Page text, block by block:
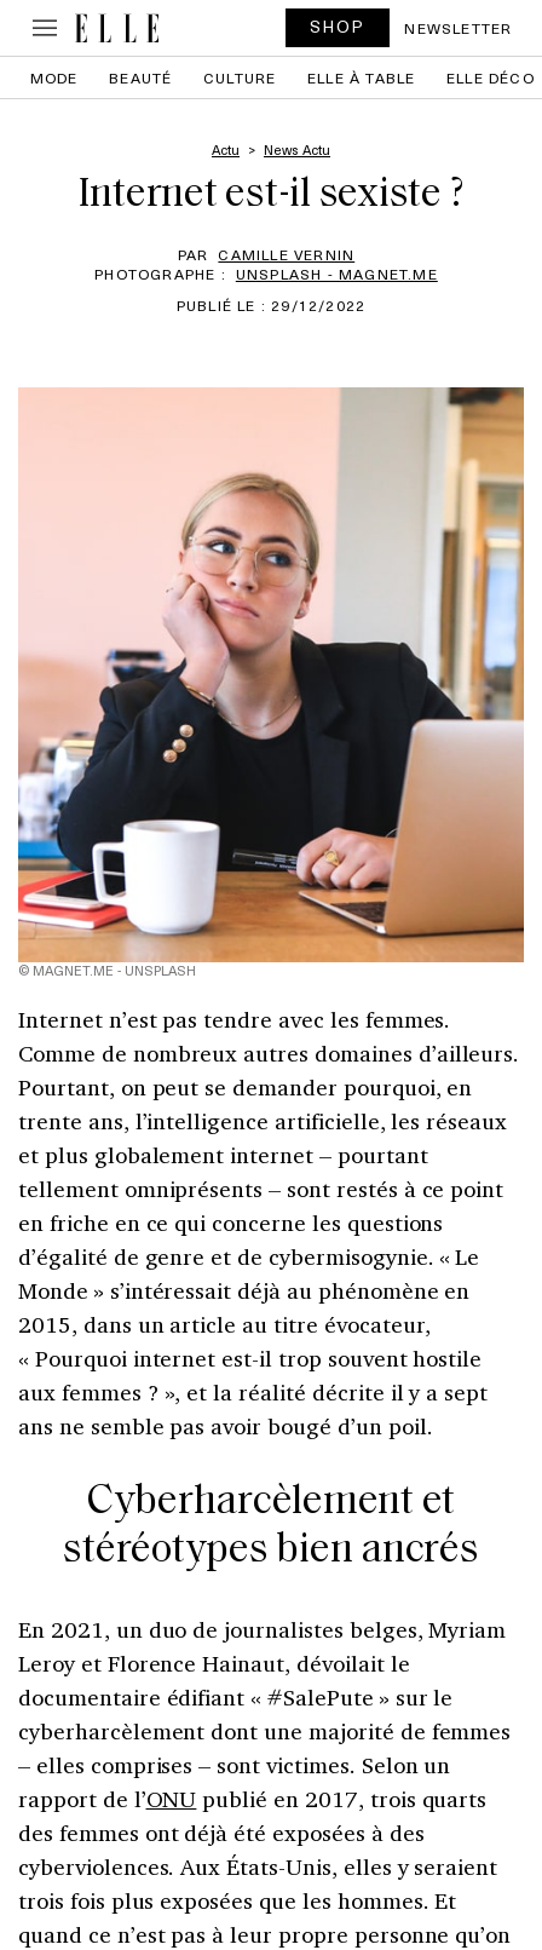
SHOP NEWSLETTER
MODE BEAUTÉ CULTURE ELLE À TABLE ELLE DÉCO
Actu News Actu
Internet est-il sexiste ?
PAR CAMILLE VERNIN
PHOTOGRAPHE : UNSPLASH - MAGNET.ME
PUBLIÉ LE : 29/12/2022
© MAGNET.ME - UNSPLASH
Internet n’est pas tendre avec les femmes.
Comme de nombreux autres domaines d’ailleurs.
Pourtant, on peut se demander pourquoi, en
trente ans, l’intelligence artificielle, les réseaux
et plus globalement internet – pourtant
tellement omniprésents – sont restés à ce point
en friche en ce qui concerne les questions
d’égalité de genre et de cybermisogynie. « Le
Monde » s’intéressait déjà au phénomène en
2015, dans un article au titre évocateur,
« Pourquoi internet est-il trop souvent hostile
aux femmes ? », et la réalité décrite il y a sept
ans ne semble pas avoir bougé d’un poil.
Cyberharcèlement et
stéréotypes bien ancrés
En 2021, un duo de journalistes belges, Myriam
Leroy et Florence Hainaut, dévoilait le
documentaire édifiant « #SalePute » sur le
cyberharcèlement dont une majorité de femmes
– elles comprises – sont victimes. Selon un
rapport de l’ONU publié en 2017, trois quarts
des femmes ont déjà été exposées à des
cyberviolences. Aux États-Unis, elles y seraient
trois fois plus exposées que les hommes. Et
quand ce n’est pas à leur propre personne qu’on